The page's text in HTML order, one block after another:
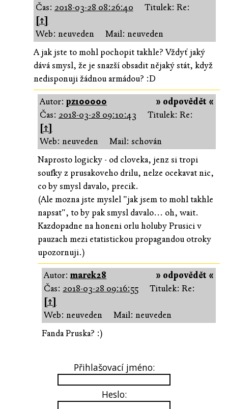
Čas: 2018-03-28 08:26:40
Titulek: Re:
[↑]
Web: neuveden
Mail: neuveden
A jak jste to mohl pochopit takhle? Vždyť jaký
dává smysl, že je snazší obsadit nějaký stát, když
nedisponuji žádnou armádou? :D
» odpovědět «
Autor: pz100000
Čas: 2018-03-28 09:10:43
Titulek: Re:
[↑]
Web: neuveden
Mail: schován
Naprosto logicky - od cloveka, jenz si tropi
soufky z prusakoveho drilu, nelze ocekavat nic,
co by smysl davalo, precik.
(Ale mozna jste myslel "jak jsem to mohl takhle
napsat", to by pak smysl davalo... oh, wait.
Kazdopadne na honeni orlu holuby Prusici v
pauzach mezi etatistickou propagandou otroky
upozornuji.)
» odpovědět «
Autor:marek28
Čas: 2018-03-28 09:16:55
Titulek: Re:
[↑]
Web: neuveden
Mail: neuveden
Fanda Pruska? :)
Přihlašovací jméno:
Heslo: